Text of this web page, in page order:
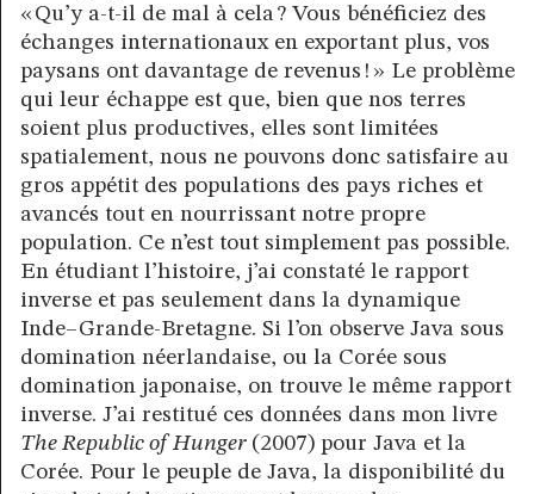
« Qu’y a-t-il de mal à cela ? Vous bénéficiez des
échanges internationaux en exportant plus, vos
paysans ont davantage de revenus ! » Le problème
qui leur échappe est que, bien que nos terres
soient plus productives, elles sont limitées
spatialement, nous ne pouvons donc satisfaire au
gros appétit des populations des pays riches et
avancés tout en nourrissant notre propre
population. Ce n’est tout simplement pas possible.
En étudiant l’histoire, j’ai constaté le rapport
inverse et pas seulement dans la dynamique
Inde–Grande-Bretagne. Si l’on observe Java sous
domination néerlandaise, ou la Corée sous
domination japonaise, on trouve le même rapport
inverse. J’ai restitué ces données dans mon livre
The Republic of Hunger(2007) pour Java et la
Corée. Pour le peuple de Java, la disponibilité du